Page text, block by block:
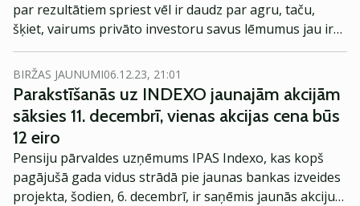
par rezultātiem spriest vēl ir daudz par agru, taču,
šķiet, vairums privāto investoru savus lēmumus jau ir
pieņēmuši. Sazinājāmies ar trim investoriem, lai
noskaidrotu viņu pārdomas par Indexo publisko
piedāvājumu.
BIRŽAS JAUNUMI06.12.23, 21:01
Parakstīšanās uz INDEXO jaunajām akcijām
sāksies 11. decembrī, vienas akcijas cena būs
12 eiro
Pensiju pārvaldes uzņēmums IPAS Indexo, kas kopš
pagājušā gada vidus strādā pie jaunas bankas izveides
projekta, šodien, 6. decembrī, ir saņēmis jaunās akciju